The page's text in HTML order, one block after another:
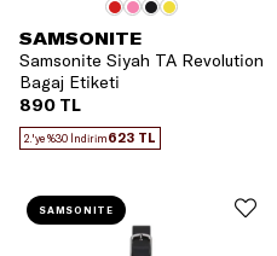
SAMSONITE
Samsonite Siyah TA Revolution
Bagaj Etiketi
890 TL
2.'ye %30 İndirim623 TL
SAMSONITE